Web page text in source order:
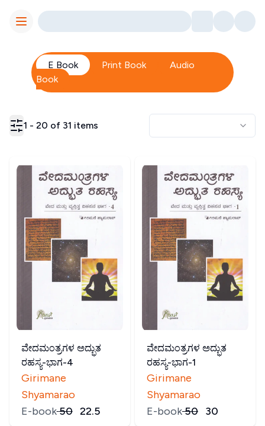
Toggle Menu
E Book Print Book
Audio
Book
1 - 20 of 31 items
ವೇದಮಂತ್ರಗಳ ಅದ್ಭುತ
ರಹಸ್ಯ-ಭಾಗ-4
Girimane
Shyamarao
E-book₹50 22.5
ವೇದಮಂತ್ರಗಳ ಅದ್ಭುತ
ರಹಸ್ಯ-ಭಾಗ-1
Girimane
Shyamarao
E-book₹50 30